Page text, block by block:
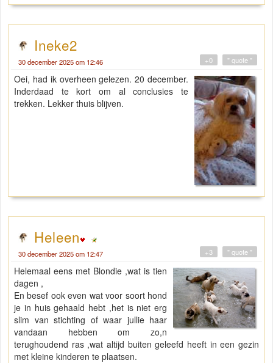
Ineke2
30 december 2025 om 12:46 " quote "
+0
Oei, had ik overheen gelezen. 20 december.
Inderdaad te kort om al conclusies te
trekken. Lekker thuis blijven.
Heleen
30 december 2025 om 12:47 " quote "
+3
Helemaal eens met Blondie ,wat is tien
dagen ,
En besef ook even wat voor soort hond
je in huis gehaald hebt ,het is niet erg
slim van stichting of waar jullie haar
vandaan hebben om zo,n
terughoudend ras ,wat altijd buiten geleefd heeft in een gezin
met kleine kinderen te plaatsen.